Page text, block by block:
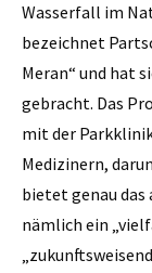
Wasserfall im
bezeichnet
Meran“ und hat
gebracht. Das
mit der
Medizinern,
bietet genau das
nämlich ein